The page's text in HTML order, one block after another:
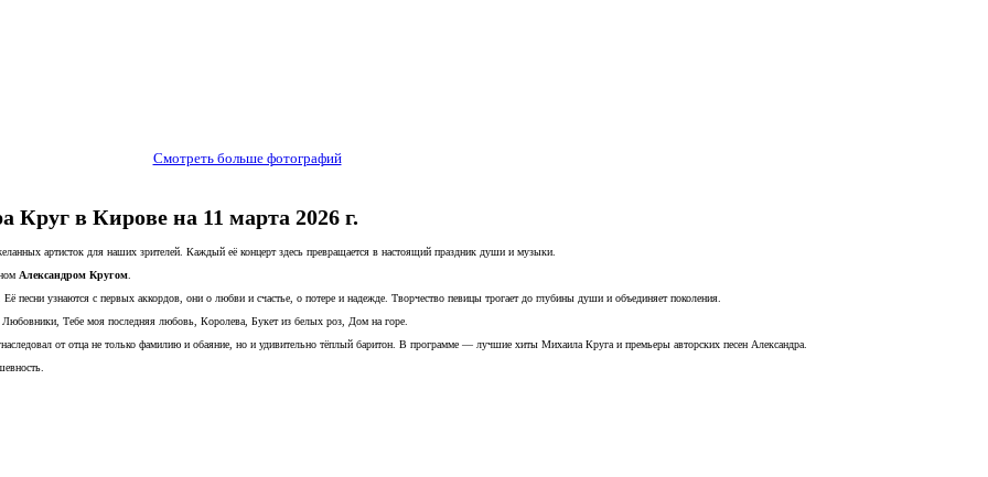
Смотреть больше фотографий
в Кирове на 11 марта 2026 г.
артисток для наших зрителей. Каждый её концерт здесь превращается в настоящий праздник души и музыки.
Александром Кругом
узнаются с первых аккордов, они о любви и счастье, о потере и надежде. Творчество певицы трогает до глубины души и объединяет поколения.
Тебе моя последняя любовь, Королева, Букет из белых роз, Дом на горе.
от отца не только фамилию и обаяние, но и удивительно тёплый баритон. В программе — лучшие хиты Михаила Круга и премьеры авторских песен Александра.